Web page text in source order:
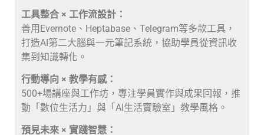
工具整合 × 工作流設計：
善用Evernote、Heptabase、Telegram等多款工具，
打造AI第二大腦與一元筆記系統，協助學員從資訊收
集到知識轉化。
行動導向 × 教學有感：
500+場講座與工作坊，專注學員實作與成果回報，推
動「數位生活力」與「AI生活實驗室」教學風格。
預見未來 × 實踐智慧：